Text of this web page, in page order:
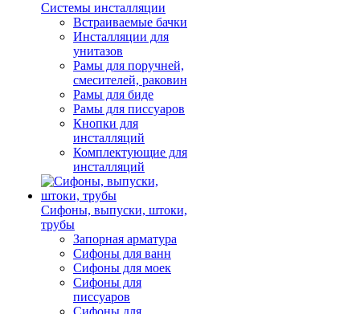
Системы инсталляции
Встраиваемые бачки
Инсталляции для
унитазов
Рамы для поручней,
смесителей, раковин
Рамы для биде
Рамы для писсуаров
Кнопки для
инсталляций
Комплектующие для
инсталляций
Сифоны, выпуски, штоки,
трубы
Запорная арматура
Сифоны для ванн
Сифоны для моек
Сифоны для
писсуаров
Сифоны для